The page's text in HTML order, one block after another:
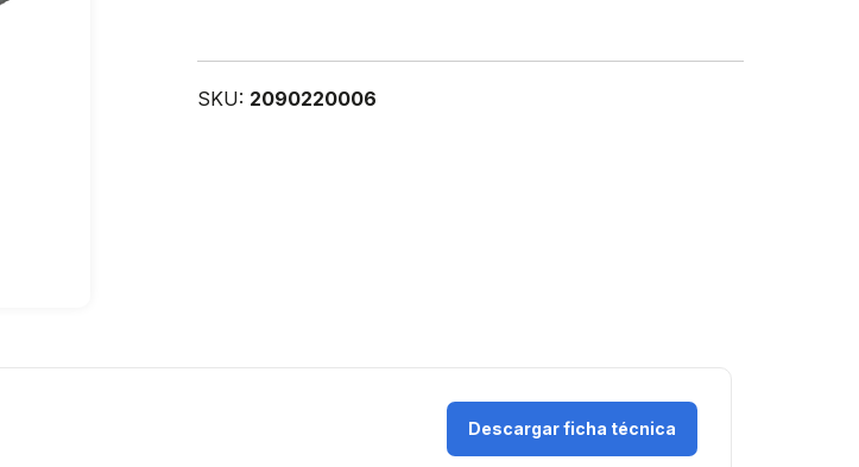
SKU: 2090220006
Descargar ficha técnica